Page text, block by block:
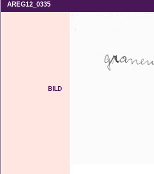
AREG12_0335
BILD